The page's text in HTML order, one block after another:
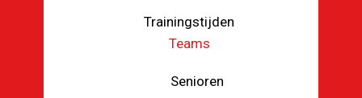
Trainingstijden
Teams
Senioren